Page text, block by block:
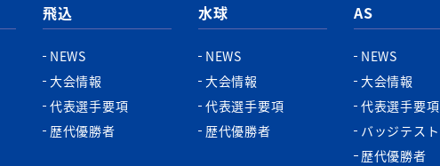
飛込
NEWS
大会情報
代表選手要項
歴代優勝者
水球
NEWS
大会情報
代表選手要項
歴代優勝者
AS
NEWS
大会情報
代表選手要項
バッジテスト
歴代優勝者